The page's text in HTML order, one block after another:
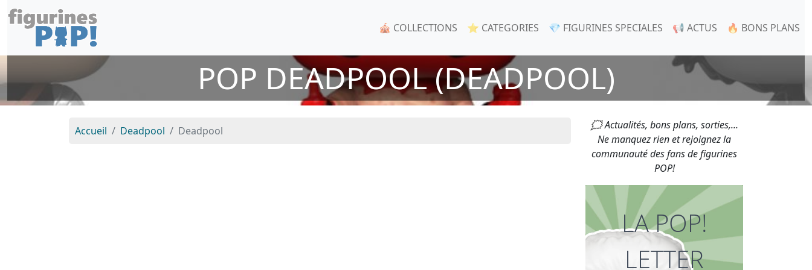
🎪 COLLECTIONS ⭐ CATEGORIES 💎 FIGURINES SPECIALES 📢 ACTUS 🔥 BONS PLANS
POP DEADPOOL (DEADPOOL)
Accueil Deadpool Deadpool
🗯 Actualités, bons plans, sorties,...
Ne manquez rien et rejoignez la
communauté des fans de figurines
POP!
LA POP!
LETTER